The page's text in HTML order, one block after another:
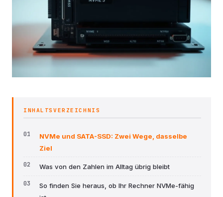
INHALTSVERZEICHNIS
NVMe und SATA-SSD: Zwei Wege, dasselbe
Ziel
Was von den Zahlen im Alltag übrig bleibt
So finden Sie heraus, ob Ihr Rechner NVMe-fähig